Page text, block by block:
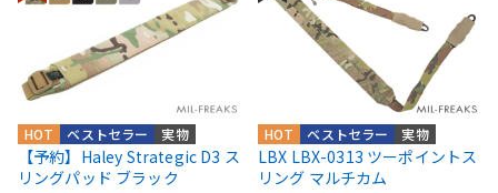
実物
ベストセラー
HOT
【予約】Haley Strategic D3 ス
リングパッド ブラック
実物
ベストセラー
HOT
LBX LBX-0313 ツーポイントス
リング マルチカム